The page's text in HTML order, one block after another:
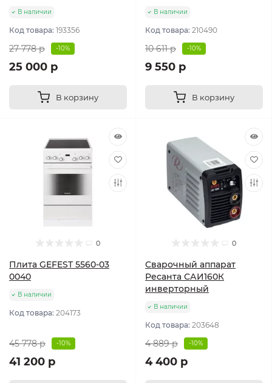
В наличии
Код товара: 193356
27 778 р -10%
25 000 р
В корзину
В наличии
Код товара: 210490
10 611 р -10%
9 550 р
В корзину
0
Плита GEFEST 5560-03
0040
В наличии
Код товара: 204173
45 778 р -10%
41 200 р
0
Сварочный аппарат
Ресанта САИ160К
инверторный
В наличии
Код товара: 203648
4 889 р -10%
4 400 р